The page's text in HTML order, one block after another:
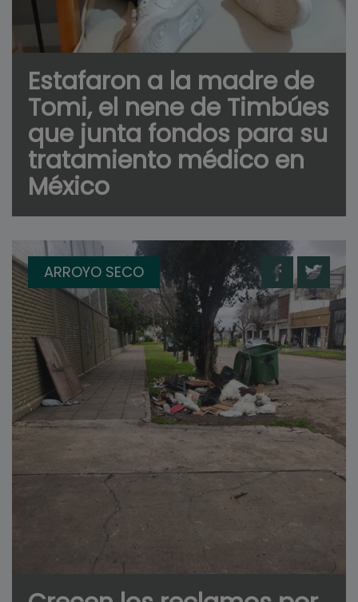
Estafaron a la madre de
Tomi, el nene de Timbúes
que junta fondos para su
tratamiento médico en
México
ARROYO SECO